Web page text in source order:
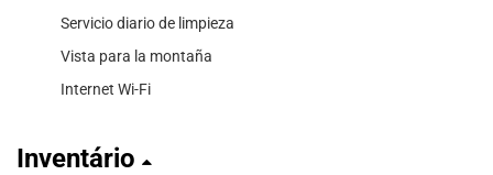
Servicio diario de limpieza
Vista para la montaña
Internet Wi-Fi
Inventário